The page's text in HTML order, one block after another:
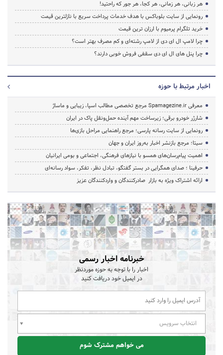
هر زبانی، هر زمانی، هر کجا، هر جور که راحتید!
رونمایی از سایت بلوباکس با هدف خدمات پرداخت سریع با نازلترین قیمت
خرید تلگرام پرمیوم با ارزان ترین قیمت
چرا لامپ ال ای دی از لامپ رشته‌ای و کم مصرف بهتر است؟
چرا پنل های ال ای دی سقفی فروش خوبی دارند؟
اخبار مرتبط با حوزه
معرفی Spamagezine.ir مرجع تخصصی مطالب اسپا، زیبایی و ماساژ
شارژر خودرو برقی؛ زیرساخت مهم آینده حمل‌ونقل پاک در ایران
رونمایی از سایت رسانه پارسی؛ مرجع راهنمایی مراحل بازی‌ها
سیتا؛ مرجع بازنشر اخبار به‌روز ایران و جهان
اهمیت پیام‌رسان‌های همسو با نیازهای فرهنگی، اجتماعی و بومی ایرانیان
حرفینا ؛ صدای همگرایی در بستر گفتگو، تبادل نظر، تفکر، سواد رسانه‌ای
ارائه اشتراک ویژه به بازار صادرکنندگان و واردکنندگان عزیز
خبرنامه اخبار رسمی
اخبار را با توجه به حوزه موردنظر
در ایمیل خود دریافت کنید
انتخاب سرویس
می خواهم مشترک شوم